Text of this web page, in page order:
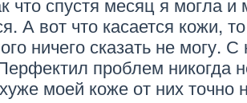
А вот что касается кожи,
ничего сказать не могу.
проблем никогда
моей коже от них точно